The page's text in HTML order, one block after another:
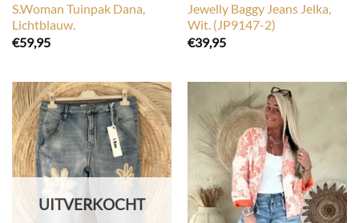
S.Woman Tuinpak Dana,
Lichtblauw.
€59,95
Jewelly Baggy Jeans Jelka,
Wit. (JP9147-2)
€39,95
UITVERKOCHT